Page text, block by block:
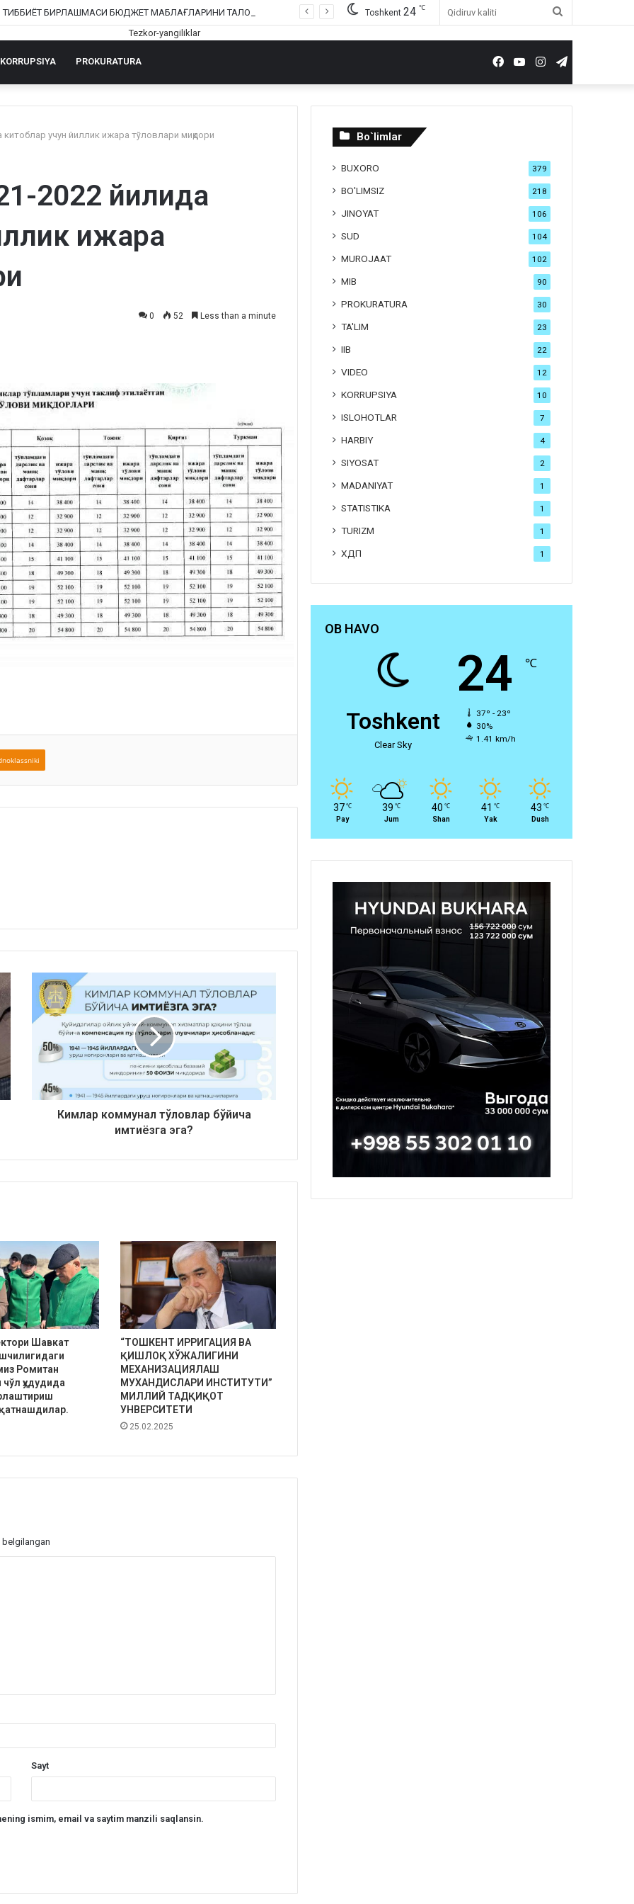
Toshkent 24 ℃
KORRUPSIYA PROKURATURA Instagram
YouTube
Facebook
учун йиллик ижара тўловлари миқдори
2022 йилида
ижара
0 52 Less than a minute
Кимлар коммунал тўловлар бўйича
имтиёзга эга?
Шавкат
Ромитан
ҳудудида
“TOШКЕНТ ИРРИГАЦИЯ ВА
ҚИШЛОҚ ХЎЖАЛИГИНИ
МЕХАНИЗАЦИЯЛАШ
МУХАНДИСЛАРИ ИНСТИТУТИ”
МИЛЛИЙ ТАДҚИҚОТ
УНВЕРСИТЕТИ
25.02.2025
belgilangan
Sayt
ismim, email va saytim manzili saqlansin.
Bo`limlar
BUXORO 379
BO'LIMSIZ 218
JINOYAT 106
SUD 104
MUROJAAT 102
MIB 90
PROKURATURA 30
TA'LIM 23
IIB 22
VIDEO 12
KORRUPSIYA 10
ISLOHOTLAR 7
HARBIY 4
SIYOSAT 2
MADANIYAT 1
STATISTIKA 1
TURIZM 1
ХДП 1
OB HAVO
Toshkent
Clear Sky
24 ℃
37º - 23º
30%
1.41 km/h
37 ℃
Pay
39 ℃
Jum
40 ℃
Shan
41 ℃
Yak
43 ℃
Dush